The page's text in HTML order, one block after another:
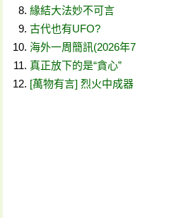
緣結大法妙不可言
古代也有UFO?
海外一周簡訊(2026年7
真正放下的是“貪心”
[萬物有言] 烈火中成器